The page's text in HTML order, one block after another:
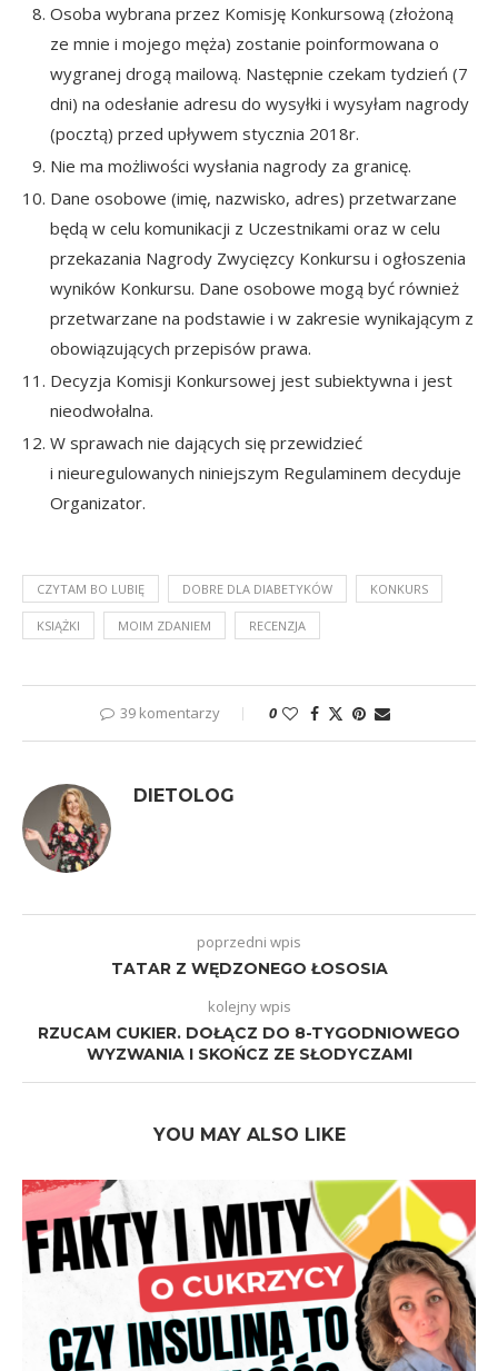
Osoba wybrana przez Komisję Konkursową (złożoną
ze mnie i mojego męża) zostanie poinformowana o
wygranej drogą mailową. Następnie czekam tydzień (7
dni) na odesłanie adresu do wysyłki i wysyłam nagrody
(pocztą) przed upływem stycznia 2018r.
Nie ma możliwości wysłania nagrody za granicę.
Dane osobowe (imię, nazwisko, adres) przetwarzane
będą w celu komunikacji z Uczestnikami oraz w celu
przekazania Nagrody Zwycięzcy Konkursu i ogłoszenia
wyników Konkursu. Dane osobowe mogą być również
przetwarzane na podstawie i w zakresie wynikającym z
obowiązujących przepisów prawa.
Decyzja Komisji Konkursowej jest subiektywna i jest
nieodwołalna.
W sprawach nie dających się przewidzieć
i nieuregulowanych niniejszym Regulaminem decyduje
Organizator.
CZYTAM BO LUBIĘ DOBRE DLA DIABETYKÓW KONKURS
KSIĄŻKI MOIM ZDANIEM RECENZJA
39 komentarzy 0
DIETOLOG
poprzedni wpis
TATAR Z WĘDZONEGO ŁOSOSIA
kolejny wpis
RZUCAM CUKIER. DOŁĄCZ DO 8-TYGODNIOWEGO
WYZWANIA I SKOŃCZ ZE SŁODYCZAMI
YOU MAY ALSO LIKE